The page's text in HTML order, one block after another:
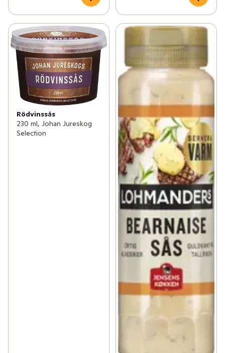
Rödvinssås
230 ml, Johan Jureskog
Selection